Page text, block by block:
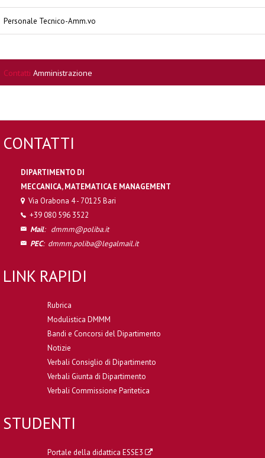
Personale Tecnico-Amm.vo
Contatti Amministrazione
CONTATTI
DIPARTIMENTO DI
MECCANICA, MATEMATICA E MANAGEMENT
Via Orabona 4 - 70125 Bari
+39 080 596 3522
Mail: dmmm@poliba.it
PEC: dmmm.poliba@legalmail.it
LINK RAPIDI
Rubrica
Modulistica DMMM
Bandi e Concorsi del Dipartimento
Notizie
Verbali Consiglio di Dipartimento
Verbali Giunta di Dipartimento
Verbali Commissione Paritetica
STUDENTI
Portale della didattica ESSE3